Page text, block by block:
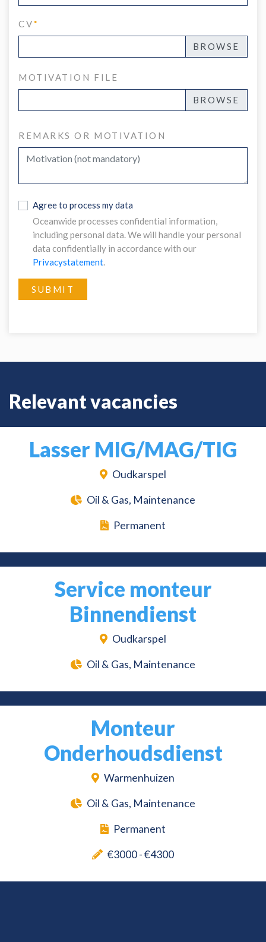
CV*
MOTIVATION FILE
REMARKS OR MOTIVATION
Agree to process my data
Oceanwide processes confidential information,
including personal data. We will handle your personal
data confidentially in accordance with our
Privacystatement.
SUBMIT
Relevant vacancies
Lasser MIG/MAG/TIG
Oudkarspel
Oil & Gas, Maintenance
Permanent
Service monteur
Binnendienst
Oudkarspel
Oil & Gas, Maintenance
Monteur
Onderhoudsdienst
Warmenhuizen
Oil & Gas, Maintenance
Permanent
€3000 - €4300